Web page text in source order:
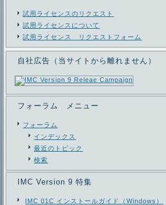
試用ライセンスのリクエスト
試用ライセンスについて
試用ライセンス リクエストフォーム
自社広告（当サイトから離れません）
フォーラム メニュー
フォーラム
インデックス
最近のトピック
検索
IMC Version 9 特集
IMC 01C インストールガイド（Windows）